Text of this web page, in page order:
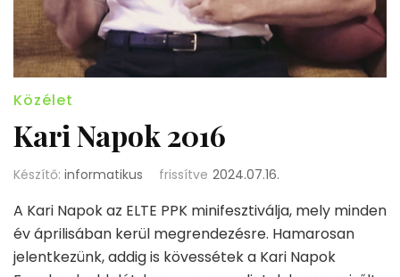
Közélet
Kari Napok 2016
Készítő: informatikus frissítve 2024.07.16.
A Kari Napok az ELTE PPK minifesztiválja, mely minden
év áprilisában kerül megrendezésre. Hamarosan
jelentkezünk, addig is kövessétek a Kari Napok